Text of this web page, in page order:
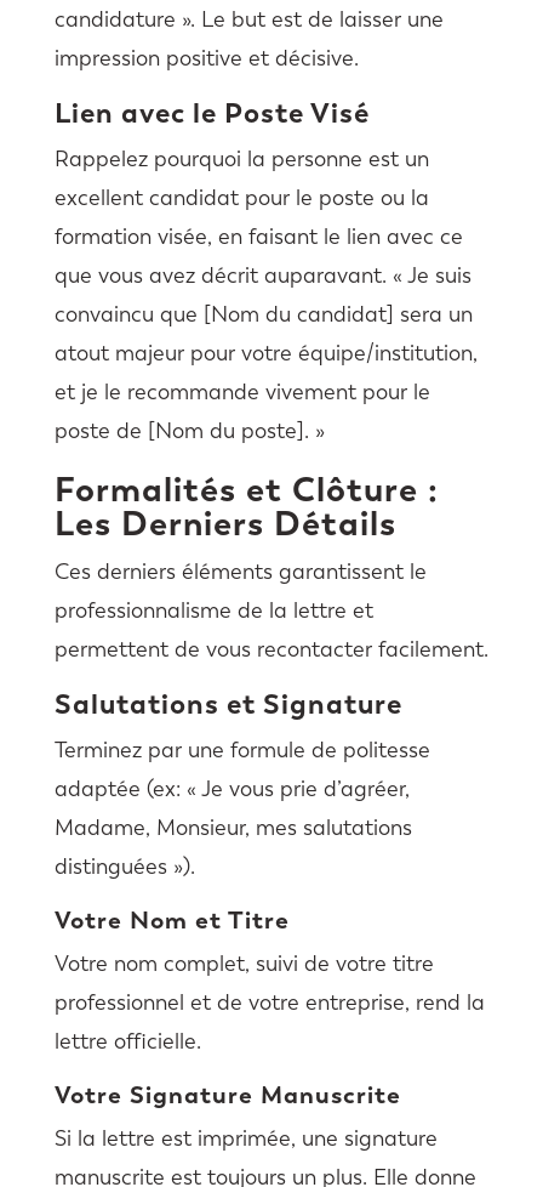
candidature ». Le but est de laisser une
impression positive et décisive.
Lien avec le Poste Visé
Rappelez pourquoi la personne est un
excellent candidat pour le poste ou la
formation visée, en faisant le lien avec ce
que vous avez décrit auparavant. « Je suis
convaincu que [Nom du candidat] sera un
atout majeur pour votre équipe/institution,
et je le recommande vivement pour le
poste de [Nom du poste]. »
Formalités et Clôture :
Les Derniers Détails
Ces derniers éléments garantissent le
professionnalisme de la lettre et
permettent de vous recontacter facilement.
Salutations et Signature
Terminez par une formule de politesse
adaptée (ex: « Je vous prie d’agréer,
Madame, Monsieur, mes salutations
distinguées »).
Votre Nom et Titre
Votre nom complet, suivi de votre titre
professionnel et de votre entreprise, rend la
lettre officielle.
Votre Signature Manuscrite
Si la lettre est imprimée, une signature
manuscrite est toujours un plus. Elle donne